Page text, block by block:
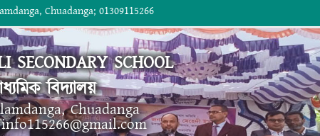
Chuadanga; 01309115266
SECONDARY SCHOOL
বিদ্যালয়
Chuadanga